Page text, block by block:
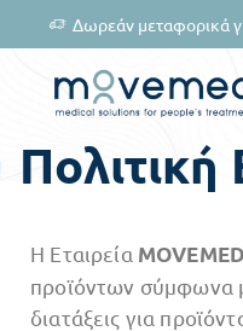
Δωρεάν μεταφορικά
Η Εταιρεία MOVEMED
προϊόντων σύμφωνα
διατάξεις για